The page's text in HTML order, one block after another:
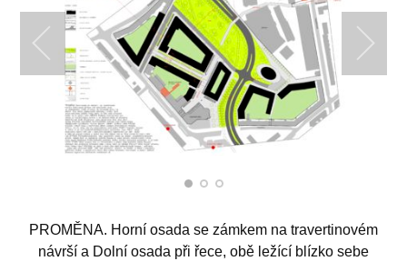
PROMĚNA. Horní osada se zámkem na travertinovém
návrší a Dolní osada při řece, obě ležící blízko sebe